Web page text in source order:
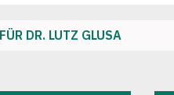
DR. LUTZ GLUSA